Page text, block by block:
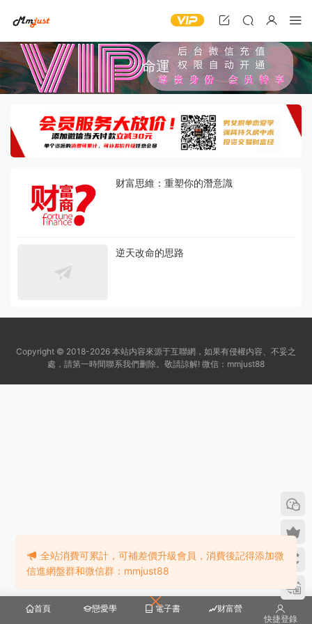
命運
财富思維：重塑你的潛意識
逆天改命的思路
首頁 戀愛學 電子書
财富營
快捷登錄
Copyright © 2018-2026 本站内容來源于互聯網，如果有侵權内容、不妥之
處，請第一時間聯系我們删除。敬請諒解! 微信：mmjust88
全站消費可累計，可補差價升級會員，消費後記得添加微
信進網盤群和微信群：mmjust88